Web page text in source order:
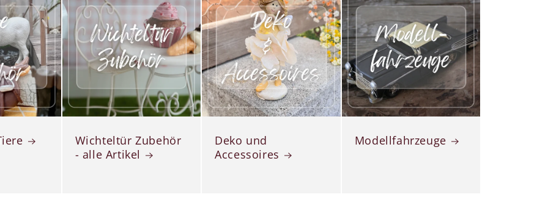
Wichteltür Zubehör
- alle Artikel
Deko und
Accessoires
Modellfahrzeuge